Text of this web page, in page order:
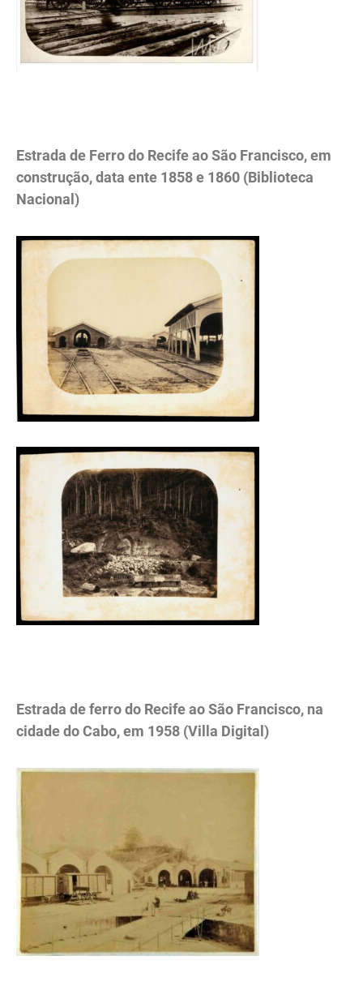
Estrada de Ferro do Recife ao São Francisco, em
construção, data ente 1858 e 1860 (Biblioteca
Nacional)
Estrada de ferro do Recife ao São Francisco, na
cidade do Cabo, em 1958 (Villa Digital)